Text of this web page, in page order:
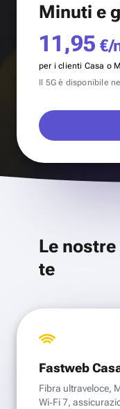
Minuti e
11,95 €/
per i clienti Casa o
Il 5G è disponibile
Le
te
Fastweb
Fibra ultraveloce,
Wi‑Fi 7,